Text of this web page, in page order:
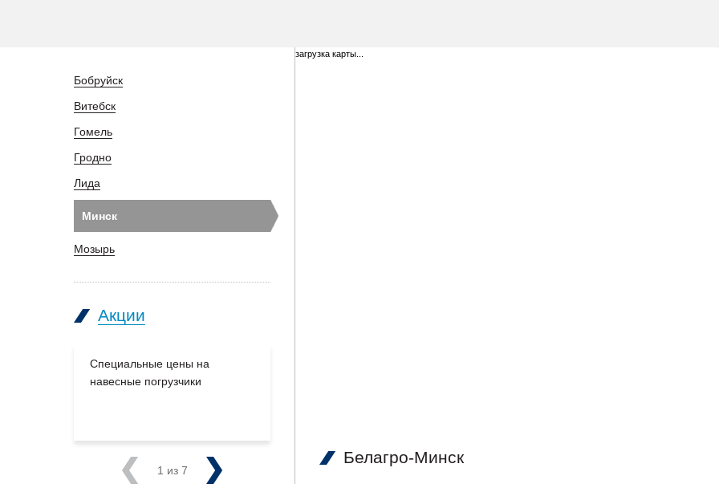
Бобруйск
Витебск
Гомель
Гродно
Лида
Минск
Мозырь
Акции
Специальные цены на
навесные погрузчики
PreviousNext
1 из 7
загрузка карты...
Белагро-Минск